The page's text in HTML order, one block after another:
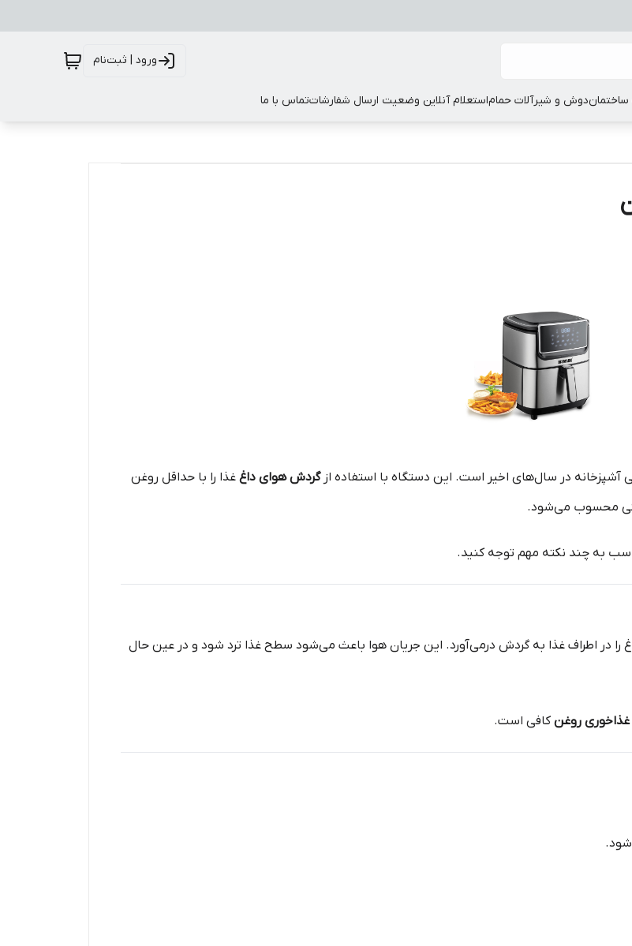
ورود | ثبت‌نام
ساختماندوش و شیرآلات حماماستعلام آنلاین وضعیت ارسال شفارشاتتماس با ما
آشپزخانه در سال‌های اخیر است. این دستگاه با استفاده ازگردش هوای داغ غذا را با حداقل روغن
محسوب می‌شود.
به چند نکته مهم توجه کنید.
را در اطراف غذا به گردش درمی‌آورد. این جریان هوا باعث می‌شود سطح غذا ترد شود و در عین حال
کافی است.
شود.